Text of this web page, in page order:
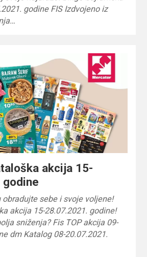
godine FIS Izdvojeno iz
akcija 15-
godine
obradujte sebe i svoje voljene!
akcija 15-28.07.2021. godine!
sniženja? Fis TOP akcija 09-
dm Katalog 08-20.07.2021.